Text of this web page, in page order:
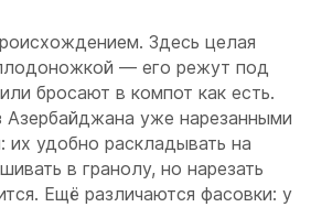
Здесь целая
— его режут под
бросают в компот как есть.
Азербайджана уже нарезанными
их удобно раскладывать на
в гранолу, но нарезать
Ещё различаются фасовки: у